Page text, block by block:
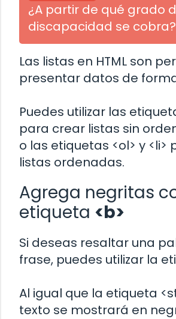
¿A partir de qué grado
discapacidad se cobra?
Las listas en HTML son
presentar datos de
Puedes utilizar las
para crear listas sin
o las etiquetas <ol> y <li>
listas ordenadas.
Agrega negritas
etiqueta <b>
Si deseas resaltar una
frase, puedes utilizar la
Al igual que la etiqueta
texto se mostrará en